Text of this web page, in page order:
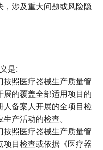
，涉及重大问题或风险隐
是:
照医疗器械生产质量管
的覆盖全部适用项目的
备案人开展的全项目检
产活动的检查。
照医疗器械生产质量管
目检查或依据《医疗器